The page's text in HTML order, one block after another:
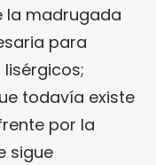
la madrugada
para
todavía existe
por la
sigue